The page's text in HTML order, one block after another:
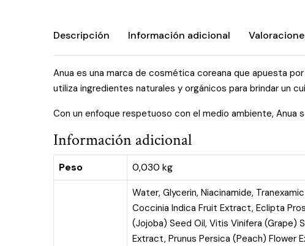
Descripción Información adicional
Anua es una marca de cosmética coreana que apuesta
utiliza ingredientes naturales y orgánicos para brindar un
Con un enfoque respetuoso con el medio ambiente, Anua
Información adicional
Peso 0,030 kg
Water, Glycerin, Niacinamide,
Coccinia Indica Fruit Extract, Eclipta
(Jojoba) Seed Oil, Vitis Vinifera (Grape)
Extract, Prunus Persica (Peach) Flower